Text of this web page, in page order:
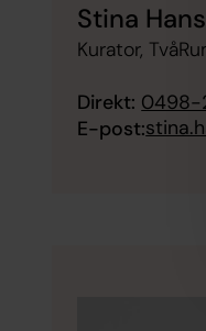
Stina
Kurator,
Direkt: 0498-
E-post: